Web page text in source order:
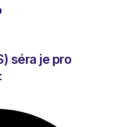
séra je pro